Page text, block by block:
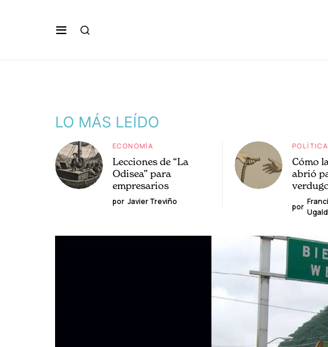
LO MÁS LEÍDO
ECONOMÍA
Lecciones de “La
Odisea” para
empresarios
por Javier Treviño
POLÍTICA
Cómo
abrió
por